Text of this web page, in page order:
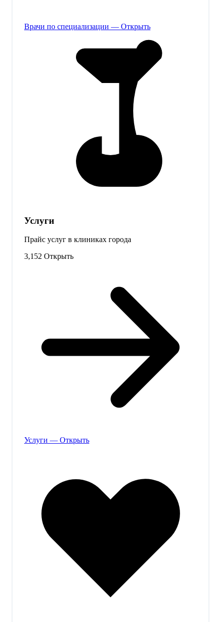
Врачи по специализации — Открыть
Услуги
Прайс услуг в клиниках города
3,152 Открыть
Услуги — Открыть